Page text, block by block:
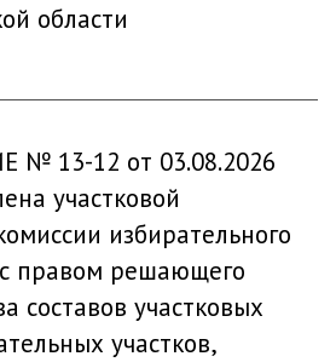
области
№ 13-12 от 03.08.2026
участковой
избирательного
правом решающего
составов участковых
участков,